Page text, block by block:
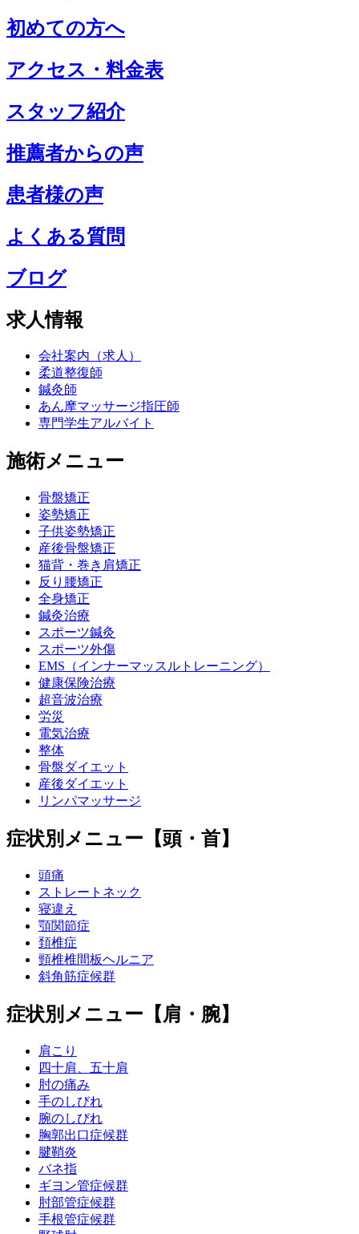
初めての方へ
アクセス・料金表
スタッフ紹介
推薦者からの声
患者様の声
よくある質問
ブログ
求人情報
会社案内（求人）
柔道整復師
鍼灸師
あん摩マッサージ指圧師
専門学生アルバイト
施術メニュー
骨盤矯正
姿勢矯正
子供姿勢矯正
産後骨盤矯正
猫背・巻き肩矯正
反り腰矯正
全身矯正
鍼灸治療
スポーツ鍼灸
スポーツ外傷
EMS（インナーマッスルトレーニング）
健康保険治療
超音波治療
労災
電気治療
整体
骨盤ダイエット
産後ダイエット
リンパマッサージ
症状別メニュー【頭・首】
頭痛
ストレートネック
寝違え
顎関節症
頚椎症
頸椎椎間板ヘルニア
斜角筋症候群
症状別メニュー【肩・腕】
肩こり
四十肩、五十肩
肘の痛み
手のしびれ
腕のしびれ
胸郭出口症候群
腱鞘炎
バネ指
ギヨン管症候群
肘部管症候群
手根管症候群